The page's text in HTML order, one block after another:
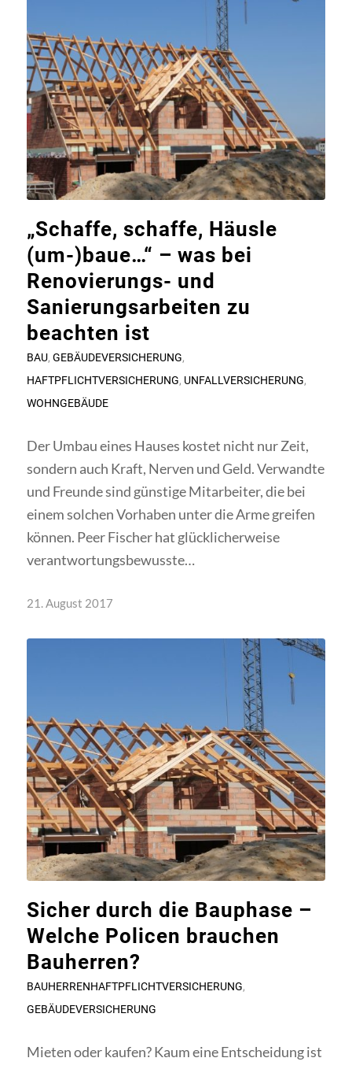
„Schaffe, schaffe, Häusle
(um-)baue…“ – was bei
Renovierungs- und
Sanierungsarbeiten zu
beachten ist
BAU, GEBÄUDEVERSICHERUNG,
HAFTPFLICHTVERSICHERUNG, UNFALLVERSICHERUNG,
WOHNGEBÄUDE
Der Umbau eines Hauses kostet nicht nur Zeit,
sondern auch Kraft, Nerven und Geld. Verwandte
und Freunde sind günstige Mitarbeiter, die bei
einem solchen Vorhaben unter die Arme greifen
können. Peer Fischer hat glücklicherweise
verantwortungsbewusste…
21. August 2017
Sicher durch die Bauphase –
Welche Policen brauchen
Bauherren?
BAUHERRENHAFTPFLICHTVERSICHERUNG,
GEBÄUDEVERSICHERUNG
Mieten oder kaufen? Kaum eine Entscheidung ist